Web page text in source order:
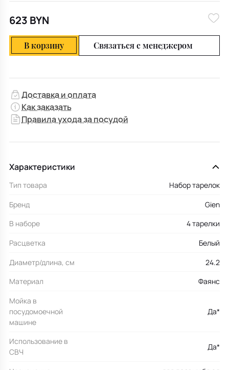
623 BYN
В корзину Связаться с менеджером
Доставка и оплата
Как заказать
Правила ухода за посудой
Характеристики
Тип товара
Набор тарелок
Бренд
Gien
В наборе
4 тарелки
Расцветка
Белый
Диаметр/длина, см
24.2
Материал
Фаянс
Мойка в
посудомоечной
машине
Да*
Использование в
СВЧ
Да*